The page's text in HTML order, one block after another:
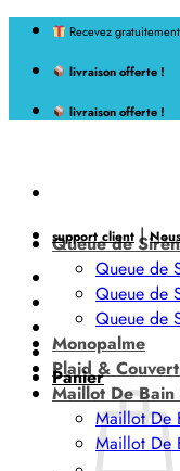
Passer
contenu
Recevez
livraison offerte !
livraison offerte !
support client |
Panier
Queue de
Queue de
Queue de
Queue de
Monopalme
Plaid &
Maillot De Bain
Maillot De
Maillot De